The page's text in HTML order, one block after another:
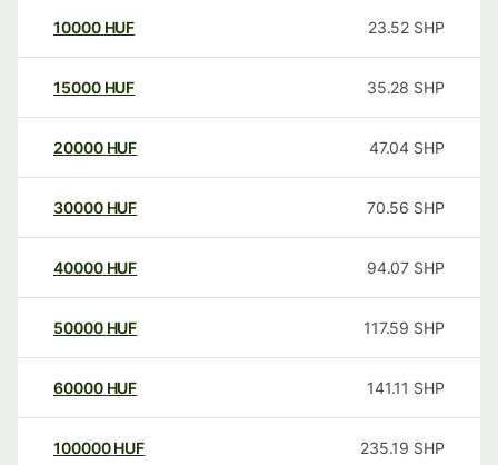
10000 HUF 23.52 SHP
15000 HUF 35.28 SHP
20000 HUF 47.04 SHP
30000 HUF 70.56 SHP
40000 HUF 94.07 SHP
50000 HUF 117.59 SHP
60000 HUF 141.11 SHP
100000 HUF 235.19 SHP